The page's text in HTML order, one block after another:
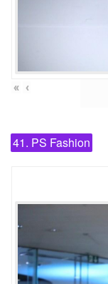
« ‹
41. PS Fashion